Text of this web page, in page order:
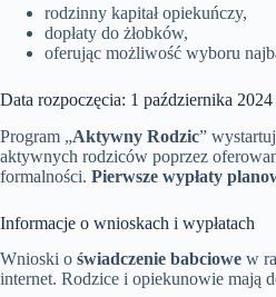
rodzinny kapitał opiekuńczy,
dopłaty do żłobków,
oferując możliwość wyboru
Data rozpoczęcia: 1 października 2024
Program „Aktywny Rodzic”
aktywnych rodziców poprzez
formalności. Pierwsze wypłaty
Informacje o wnioskach i wypłatach
Wnioski o świadczenie babciowe w
internet. Rodzice i opiekunowie mają